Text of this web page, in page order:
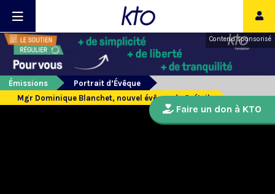
Contenu sponsorisé
Émissions
Portrait d’Évêque
Mgr Dominique Blanchet, nouvel évêque de Créteil
Faire un don à KTO